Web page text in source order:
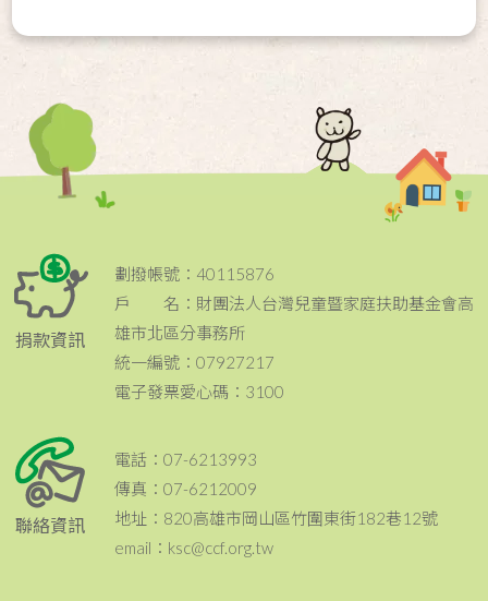
捐款資訊
劃撥帳號：40115876
戶 名：財團法人台灣兒童暨家庭扶助基金會高
雄市北區分事務所
統一編號：07927217
電子發票愛心碼：3100
聯絡資訊
電話：07-6213993
傳真：07-6212009
地址：820高雄市岡山區竹圍東街182巷12號
email：ksc@ccf.org.tw